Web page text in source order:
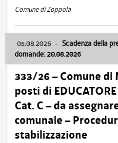
Comune di Zoppola
05.08.2026 - Scadenza della
domande: 20.08.2026
333/26 – Comune di
posti di
Cat. C – da
comunale –
stabilizzazione